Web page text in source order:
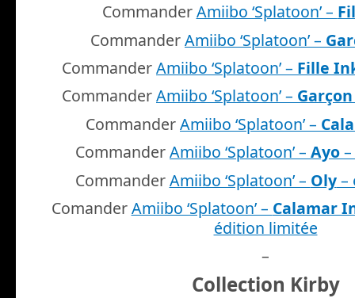
CommanderAmiibo ‘Splatoon’ –
CommanderAmiibo ‘Splatoon’ –
CommanderAmiibo ‘Splatoon’ – Fille
CommanderAmiibo ‘Splatoon’ –
CommanderAmiibo ‘Splatoon’ –
CommanderAmiibo ‘Splatoon’ – Ayo
CommanderAmiibo ‘Splatoon’ – Oly–
ComanderAmiibo ‘Splatoon’ – Calamar
édition limitée
–
Collection Kirby